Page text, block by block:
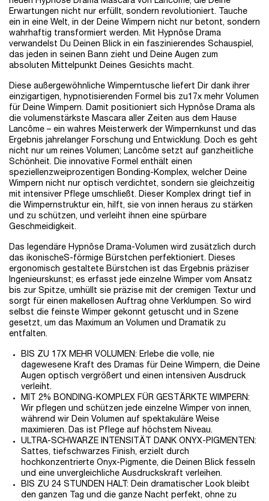
Erwartungen nicht nur erfüllt, sondern revolutioniert. Tauche
ein in eine Welt, in der Deine Wimpern nicht nur betont, sondern
wahrhaftig transformiert werden. Mit Hypnôse Drama
verwandelst Du Deinen Blick in ein faszinierendes Schauspiel,
das jeden in seinen Bann zieht und Deine Augen zum
absoluten Mittelpunkt Deines Gesichts macht.
Diese außergewöhnliche Wimperntusche liefert Dir dank ihrer
einzigartigen, hypnotisierenden Formel bis zu17x mehr Volumen
für Deine Wimpern. Damit positioniert sich Hypnôse Drama als
die volumenstärkste Mascara aller Zeiten aus dem Hause
Lancôme – ein wahres Meisterwerk der Wimpernkunst und das
Ergebnis jahrelanger Forschung und Entwicklung. Doch es geht
nicht nur um reines Volumen; Lancôme setzt auf ganzheitliche
Schönheit. Die innovative Formel enthält einen
speziellenzweiprozentigen Bonding-Komplex, welcher Deine
Wimpern nicht nur optisch verdichtet, sondern sie gleichzeitig
mit intensiver Pflege umschließt. Dieser Komplex dringt tief in
die Wimpernstruktur ein, hilft, sie von innen heraus zu stärken
und zu schützen, und verleiht ihnen eine spürbare
Geschmeidigkeit.
Das legendäre Hypnôse Drama-Volumen wird zusätzlich durch
das ikonischeS-förmige Bürstchen perfektioniert. Dieses
ergonomisch gestaltete Bürstchen ist das Ergebnis präziser
Ingenieurskunst; es erfasst jede einzelne Wimper vom Ansatz
bis zur Spitze, umhüllt sie präzise mit der cremigen Textur und
sorgt für einen makellosen Auftrag ohne Verklumpen. So wird
selbst die feinste Wimper gekonnt getuscht und in Szene
gesetzt, um das Maximum an Volumen und Dramatik zu
entfalten.
BIS ZU 17X MEHR VOLUMEN: Erlebe die volle, nie
dagewesene Kraft des Dramas für Deine Wimpern, die Deine
Augen optisch vergrößert und einen intensiven Ausdruck
verleiht.
MIT 2% BONDING-KOMPLEX FÜR GESTÄRKTE WIMPERN:
Wir pflegen und schützen jede einzelne Wimper von innen,
während wir Dein Volumen auf spektakuläre Weise
maximieren. Das ist Pflege auf höchstem Niveau.
ULTRA-SCHWARZE INTENSITÄT DANK ONYX-PIGMENTEN:
Sattes, tiefschwarzes Finish, erzielt durch
hochkonzentrierte Onyx-Pigmente, die Deinen Blick fesseln
und eine unvergleichliche Ausdruckskraft verleihen.
BIS ZU 24 STUNDEN HALT: Dein dramatischer Look bleibt
den ganzen Tag und die ganze Nacht perfekt, ohne zu